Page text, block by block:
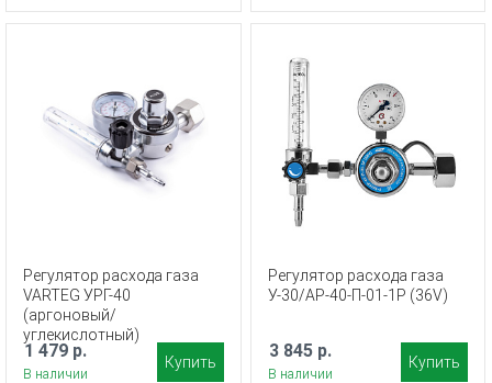
Регулятор расхода газа
VARTEG УРГ-40
(аргоновый/
углекислотный)
1 479 р.
В наличии
Купить
Регулятор расхода газа
У-30/АР-40-П-01-1Р (36V)
3 845 р.
В наличии
Купить